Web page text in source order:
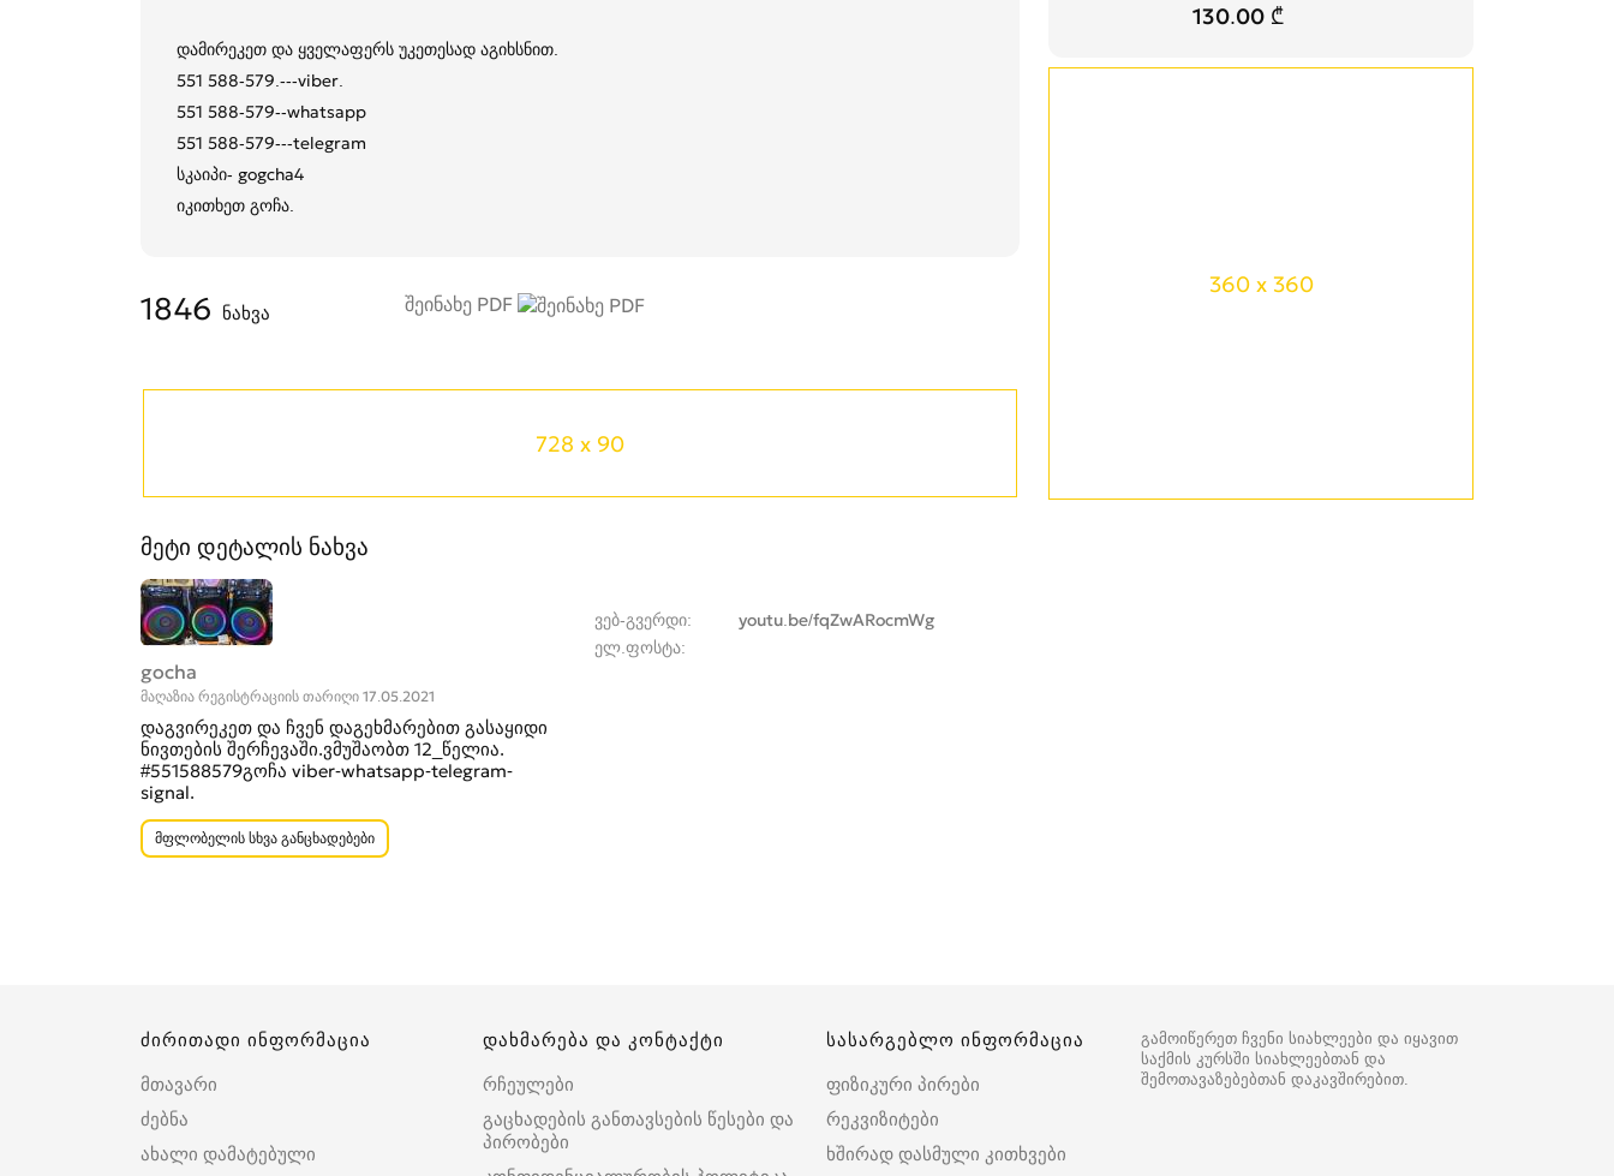
130.00 ₾
360 x 360
დამირეკეთ და ყველაფერს უკეთესად აგიხსნით.
551 588-579.---viber.
551 588-579--whatsapp
551 588-579---telegram
სკაიპი- gogcha4
იკითხეთ გოჩა.
შეინახე PDF
1846 ნახვა
728 x 90
მეტი დეტალის ნახვა
gocha
მაღაზია რეგისტრაციის თარიღი 17.05.2021
დაგვირეკეთ და ჩვენ დაგეხმარებით გასაყიდი
ნივთების შერჩევაში.ვმუშაობთ 12_წელია.
#551588579გოჩა viber-whatsapp-telegram-
signal.
მფლობელის სხვა განცხადებები
ვებ-გვერდი
youtu.be/fqZwARocmWg
ელ.ფოსტა
გამოიწერეთ ჩვენი სიახლეები და იყავით
საქმის კურსში სიახლეებთან და
შემოთავაზებებთან დაკავშირებით.
ძირითადი ინფორმაცია
მთავარი
ძებნა
ახალი დამატებული
დახმარება და კონტაქტი
რჩეულები
გაცხადების განთავსების წესები და
პირობები
სასარგებლო ინფორმაცია
ფიზიკური პირები
რეკვიზიტები
ხშირად დასმული კითხვები